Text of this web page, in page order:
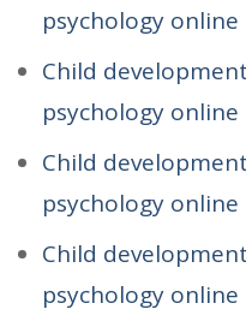
psychology
Child
psychology
Child
psychology
Child
psychology